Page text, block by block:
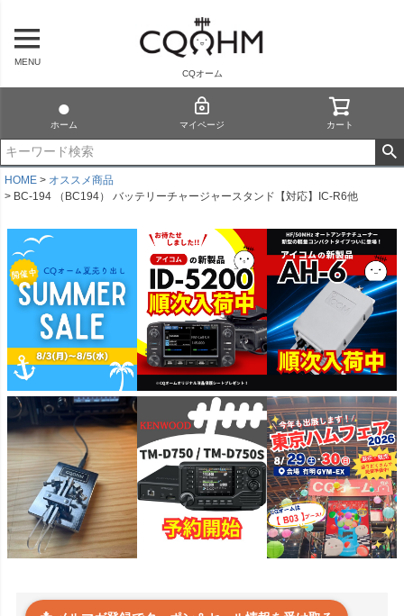
MENU
CQオーム
ホーム マイページ カート
HOME
オススメ商品
BC-194 （BC194） バッテリーチャージャースタンド【対応】IC-R6他